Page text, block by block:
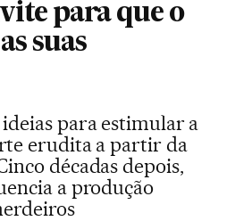
para que o
suas
para estimular a
erudita a partir da
décadas depois,
a produção